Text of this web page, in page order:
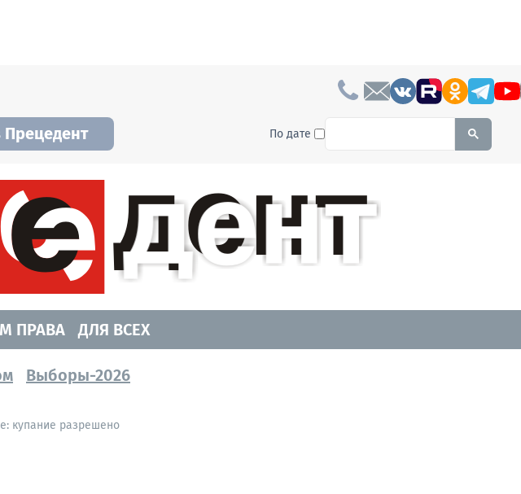
По дате To search this site, enter
ПРАВА ДЛЯ ВСЕХ
Выборы-2026
купание разрешено